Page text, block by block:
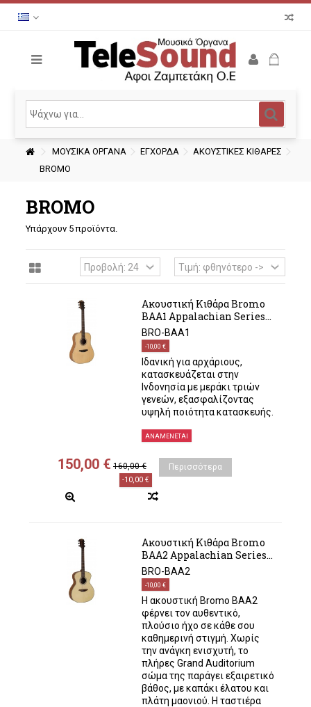
ΜΟΥΣΙΚΑ ΟΡΓΑΝΑ ΕΓΧΟΡΔΑ
ΑΚΟΥΣΤΙΚΕΣ ΚΙΘΑΡΕΣ
BROMO
BROMO
Υπάρχουν 5 προϊόντα.
Ακουστική Κιθάρα Bromo
BAA1 Appalachian Series...
BRO-BAA1
-10,00 €
Ιδανική για αρχάριους,
κατασκευάζεται στην
Ινδονησία με μεράκι τριών
γενεών, εξασφαλίζοντας
υψηλή ποιότητα κατασκευής.
ΑΝΑΜΈΝΕΤΑΙ
150,00 € 160,00 €
-10,00 €
Περισσότερα
Ακουστική Κιθάρα Bromo
BAA2 Appalachian Series...
BRO-BAA2
-10,00 €
Η ακουστική Bromo BAA2
φέρνει τον αυθεντικό,
πλούσιο ήχο σε κάθε σου
καθημερινή στιγμή. Χωρίς
την ανάγκη ενισχυτή, το
πλήρες Grand Auditorium
σώμα της παράγει εξαιρετικό
βάθος, με καπάκι έλατου και
πλάτη μαονιού. Η ταστιέρα